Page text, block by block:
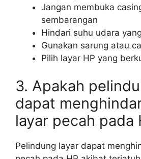
Jangan membuka
sembarangan
Hindari suhu udara
Gunakan sarung atau
Pilih layar HP yang
3. Apakah
dapat
layar pecah pada
Pelindung layar dapat